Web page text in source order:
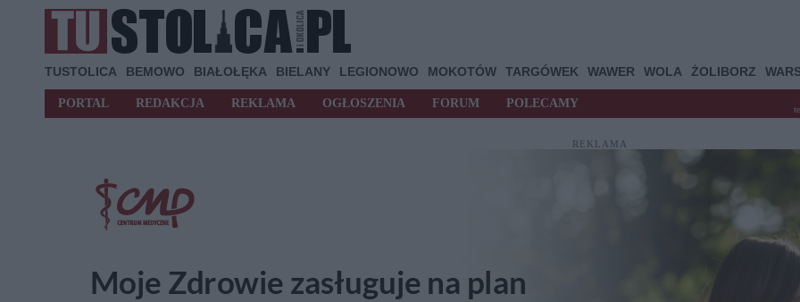
TUSTOLICA BEMOWO BIAŁOŁĘKA BIELANY LEGIONOWO MOKOTÓW TARGÓWEK WAWER WOLA ŻOLIBORZ
PORTAL REDAKCJA REKLAMA OGŁOSZENIA FORUM POLECAMY
REKLAMA